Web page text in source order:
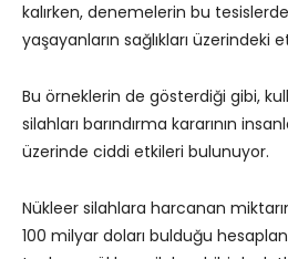
kalırken, denemelerin bu
yaşayanların sağlıkları üzerindeki
Bu örneklerin de gösterdiği gibi,
silahları barındırma kararının
üzerinde ciddi etkileri bulunuyor.
Nükleer silahlara harcanan
100 milyar doları bulduğu